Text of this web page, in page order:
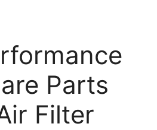
Parts
Filter